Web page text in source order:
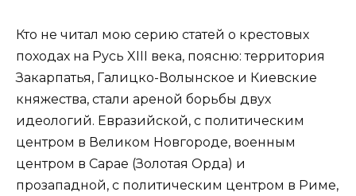
Кто не читал мою серию статей о крестовых
походах на Русь XIII века, поясню: территория
Закарпатья, Галицко-Волынское и Киевские
княжества, стали ареной борьбы двух
идеологий. Евразийской, с политическим
центром в Великом Новгороде, военным
центром в Сарае (Золотая Орда) и
прозападной, с политическим центром в Риме,